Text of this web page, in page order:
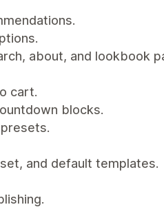
about, and lookbook
cart.
blocks.
and default templates.